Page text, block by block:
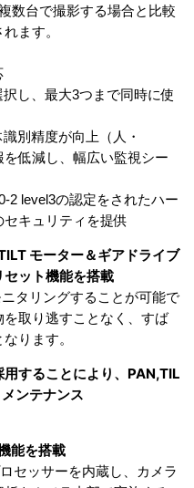
数台で撮影する場合と比較
ます。
し、最大3つまで同時に使
別精度が向上（人・
低減し、幅広い監視シー
2 level3の認定をされたハー
セキュリティを提供
モーター＆ギアドライブ
ット機能を搭載
タリングすることが可能で
取り逃すことなく、すば
ります。
することにより、PAN,TIL
ンテナンス
能を搭載
セッサーを内蔵し、カメラ